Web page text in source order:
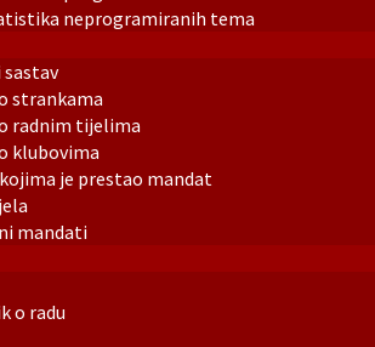
neprogramiranih tema
strankama
radnim tijelima
klubovima
je prestao mandat
mandati
o radu